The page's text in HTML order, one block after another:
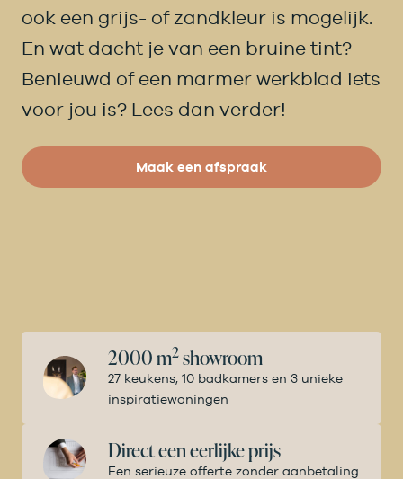
ook een grijs- of zandkleur is mogelijk.
En wat dacht je van een bruine tint?
Benieuwd of een marmer werkblad iets
voor jou is? Lees dan verder!
Maak een afspraak
2000 m2showroom
27 keukens, 10 badkamers en 3 unieke
inspiratiewoningen
Direct een eerlijke prijs
Een serieuze offerte zonder aanbetaling